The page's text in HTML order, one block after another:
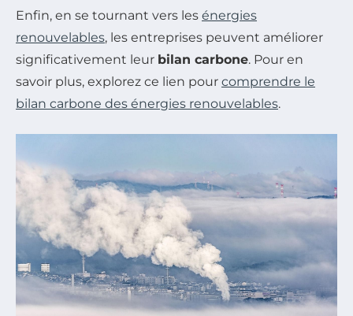
Enfin, en se tournant vers les énergies
renouvelables, les entreprises peuvent améliorer
significativement leur bilan carbone. Pour en
savoir plus, explorez ce lien pour comprendre le
bilan carbone des énergies renouvelables.